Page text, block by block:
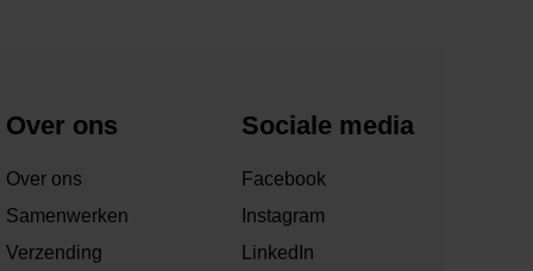
Over ons
Over ons
Samenwerken
Verzending
Sociale media
Facebook
Instagram
LinkedIn